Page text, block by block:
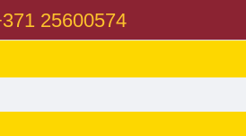
25600574